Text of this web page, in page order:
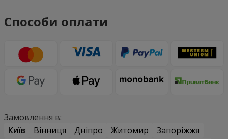
Способи оплати
Замовлення в:
Київ
Вінниця Дніпро Житомир
Запоріжжя